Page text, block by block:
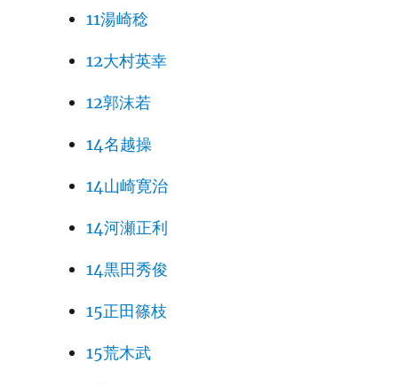
11湯崎稔
12大村英幸
12郭沫若
14名越操
14山崎寛治
14河瀬正利
14黒田秀俊
15正田篠枝
15荒木武